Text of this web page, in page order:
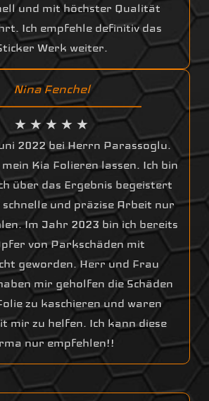
und mit höchster Qualität
Ich empfehle definitiv das
Werk weiter.
Nina Fenchel
★ ★ ★ ★ ★
2022 bei Herrn Parassoglu.
Kia Folieren lassen. Ich bin
über das Ergebnis begeistert
schnelle und präzise Arbeit nur
Im Jahr 2023 bin ich bereits
von Parkschäden mit
geworden. Herr und Frau
mir geholfen die Schäden
zu kaschieren und waren
mir zu helfen. Ich kann diese
nur empfehlen!!